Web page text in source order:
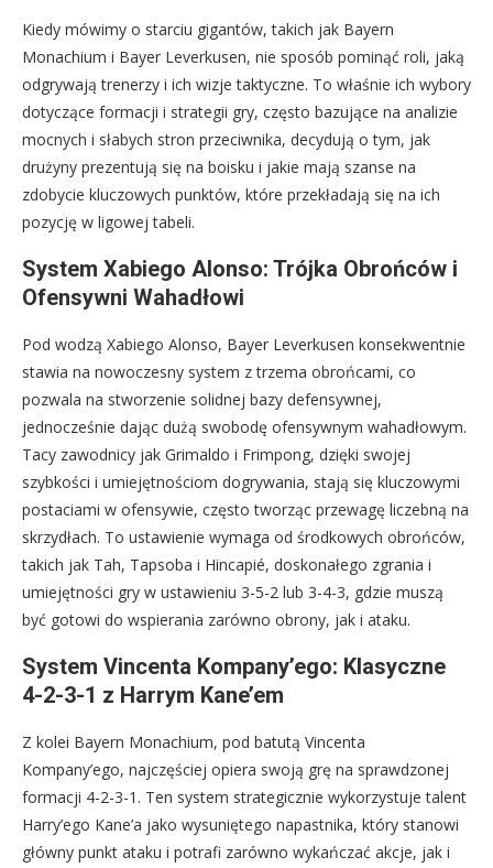
Kiedy mówimy o starciu gigantów, takich jak Bayern
Monachium i Bayer Leverkusen, nie sposób pominąć roli, jaką
odgrywają trenerzy i ich wizje taktyczne. To właśnie ich wybory
dotyczące formacji i strategii gry, często bazujące na analizie
mocnych i słabych stron przeciwnika, decydują o tym, jak
drużyny prezentują się na boisku i jakie mają szanse na
zdobycie kluczowych punktów, które przekładają się na ich
pozycję w ligowej tabeli.
System Xabiego Alonso: Trójka Obrońców i
Ofensywni Wahadłowi
Pod wodzą Xabiego Alonso, Bayer Leverkusen konsekwentnie
stawia na nowoczesny system z trzema obrońcami, co
pozwala na stworzenie solidnej bazy defensywnej,
jednocześnie dając dużą swobodę ofensywnym wahadłowym.
Tacy zawodnicy jak Grimaldo i Frimpong, dzięki swojej
szybkości i umiejętnościom dogrywania, stają się kluczowymi
postaciami w ofensywie, często tworząc przewagę liczebną na
skrzydłach. To ustawienie wymaga od środkowych obrońców,
takich jak Tah, Tapsoba i Hincapié, doskonałego zgrania i
umiejętności gry w ustawieniu 3-5-2 lub 3-4-3, gdzie muszą
być gotowi do wspierania zarówno obrony, jak i ataku.
System Vincenta Kompany’ego: Klasyczne
4-2-3-1 z Harrym Kane’em
Z kolei Bayern Monachium, pod batutą Vincenta
Kompany’ego, najczęściej opiera swoją grę na sprawdzonej
formacji 4-2-3-1. Ten system strategicznie wykorzystuje talent
Harry’ego Kane’a jako wysuniętego napastnika, który stanowi
główny punkt ataku i potrafi zarówno wykańczać akcje, jak i